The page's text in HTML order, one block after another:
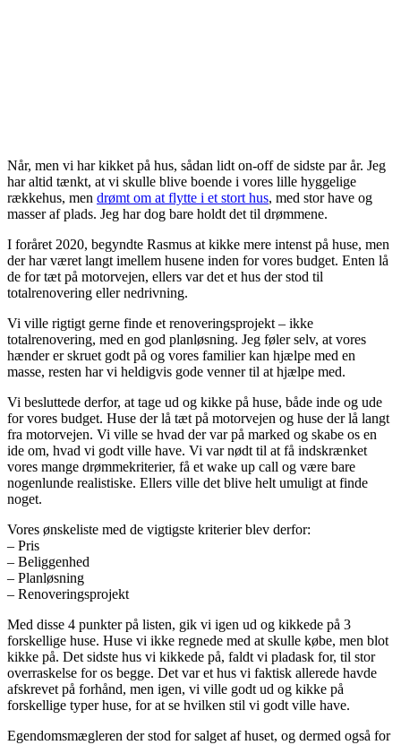
Når, men vi har kikket på hus, sådan lidt on-off de sidste par år. Jeg
har altid tænkt, at vi skulle blive boende i vores lille hyggelige
rækkehus, men drømt om at flytte i et stort hus, med stor have og
masser af plads. Jeg har dog bare holdt det til drømmene.
I foråret 2020, begyndte Rasmus at kikke mere intenst på huse, men
der har været langt imellem husene inden for vores budget. Enten lå
de for tæt på motorvejen, ellers var det et hus der stod til
totalrenovering eller nedrivning.
Vi ville rigtigt gerne finde et renoveringsprojekt – ikke
totalrenovering, med en god planløsning. Jeg føler selv, at vores
hænder er skruet godt på og vores familier kan hjælpe med en
masse, resten har vi heldigvis gode venner til at hjælpe med.
Vi besluttede derfor, at tage ud og kikke på huse, både inde og ude
for vores budget. Huse der lå tæt på motorvejen og huse der lå langt
fra motorvejen. Vi ville se hvad der var på marked og skabe os en
ide om, hvad vi godt ville have. Vi var nødt til at få indskrænket
vores mange drømmekriterier, få et wake up call og være bare
nogenlunde realistiske. Ellers ville det blive helt umuligt at finde
noget.
Vores ønskeliste med de vigtigste kriterier blev derfor:
– Pris
– Beliggenhed
– Planløsning
– Renoveringsprojekt
Med disse 4 punkter på listen, gik vi igen ud og kikkede på 3
forskellige huse. Huse vi ikke regnede med at skulle købe, men blot
kikke på. Det sidste hus vi kikkede på, faldt vi pladask for, til stor
overraskelse for os begge. Det var et hus vi faktisk allerede havde
afskrevet på forhånd, men igen, vi ville godt ud og kikke på
forskellige typer huse, for at se hvilken stil vi godt ville have.
Egendomsmægleren der stod for salget af huset, og dermed også for